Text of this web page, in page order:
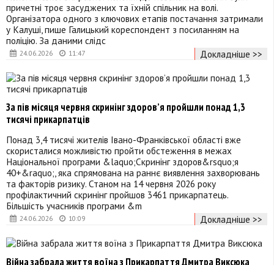
24.06.2026 11:47
причетні троє засуджених та їхній спільник на волі.
Організатора одного з ключових етапів постачання затримали
у Калуші, пише Галицький кореспондент з посиланням на
поліцію. За даними слідс
Докладніше >>
24.06.2026 10:09
За пів місяця червня скринінг здоров’я пройшли понад 1,3
тисячі прикарпатців
Понад 3,4 тисячі жителів Івано-Франківської області вже
скористалися можливістю пройти обстеження в межах
Національної програми &laquo;Скринінг здоров&rsquo;я
40+&raquo;, яка спрямована на раннє виявлення захворювань
та факторів ризику. Станом на 14 червня 2026 року
профілактичний скринінг пройшов 3461 прикарпатець.
Більшість учасників програми &m
Докладніше >>
Війна забрала життя воїна з Прикарпаття Дмитра Виксюка